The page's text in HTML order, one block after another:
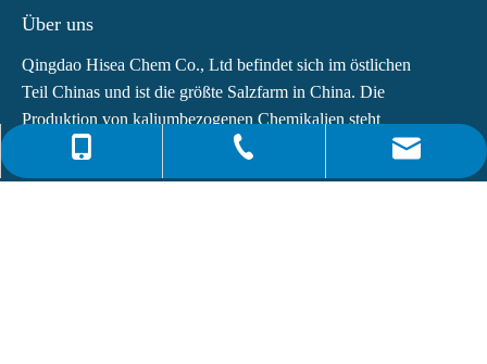
0086-532-85708217
0086-4008266163-82717
info@hiseachem.com
Über uns
Qingdao Hisea Chem Co., Ltd befindet sich im östlichen
Teil Chinas und ist die größte Salzfarm in China. Die
Produktion von kaliumbezogenen Chemikalien steht
weltweit an vierter Stelle.Die Hauptprodukte von...